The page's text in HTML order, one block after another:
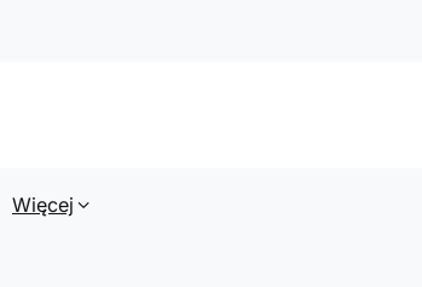
Więcej